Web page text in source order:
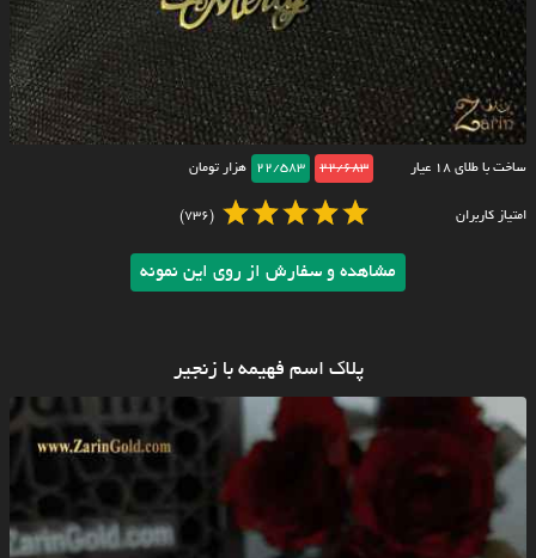
ساخت با طلای ۱۸ عیار 22/683
22/583 هزار تومان
امتیاز کاربران (736)
مشاهده و سفارش از روی این نمونه
پلاک اسم فهیمه با زنجیر